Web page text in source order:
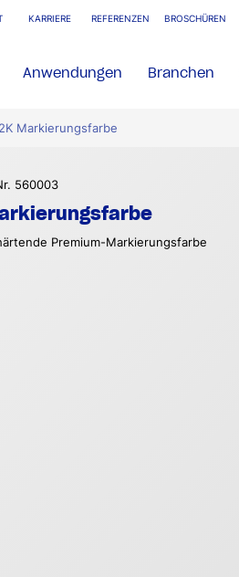
KARRIERE REFERENZEN BROSCHÜREN
Anwendungen Branchen
2K Markierungsfarbe
560003
Premium-Markierungsfarbe